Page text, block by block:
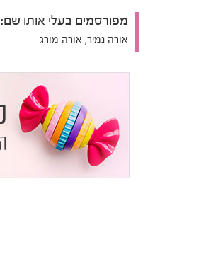
מפורסמים בעלי אותו שם:
אורה נמיר, אורה מורג